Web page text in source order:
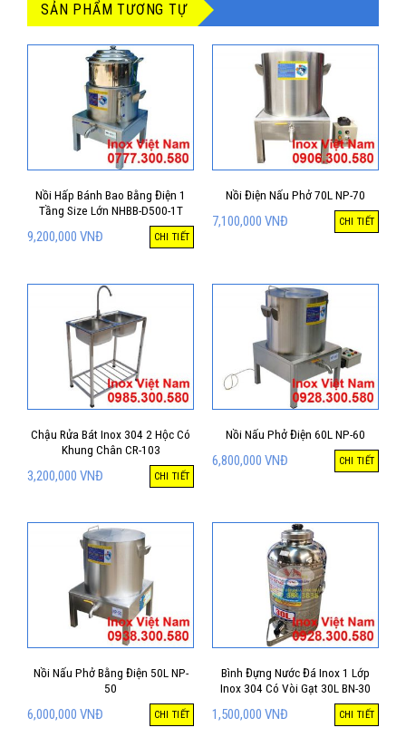
SẢN PHẨM TƯƠNG TỰ
Nồi Hấp Bánh Bao Bằng Điện 1
Tầng Size Lớn NHBB-D500-1T
9,200,000 VNĐ CHI TIẾT
Nồi Điện Nấu Phở 70L NP-70
7,100,000 VNĐ CHI TIẾT
Chậu Rửa Bát Inox 304 2 Hộc Có
Khung Chân CR-103
3,200,000 VNĐ CHI TIẾT
Nồi Nấu Phở Điện 60L NP-60
6,800,000 VNĐ CHI TIẾT
Nồi Nấu Phở Bằng Điện 50L NP-
50
6,000,000 VNĐ CHI TIẾT
Bình Đựng Nước Đá Inox 1 Lớp
Inox 304 Có Vòi Gạt 30L BN-30
1,500,000 VNĐ CHI TIẾT